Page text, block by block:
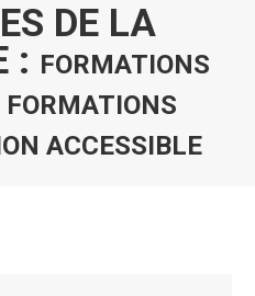
DE LA
: FORMATIONS
FORMATIONS
ACCESSIBLE